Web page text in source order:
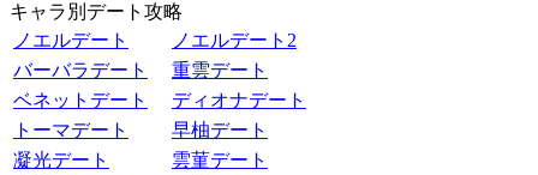
キャラ別デート攻略
ノエルデート
ノエルデート2
バーバラデート
重雲デート
ベネットデート
ディオナデート
トーマデート
早柚デート
凝光デート
雲菫デート